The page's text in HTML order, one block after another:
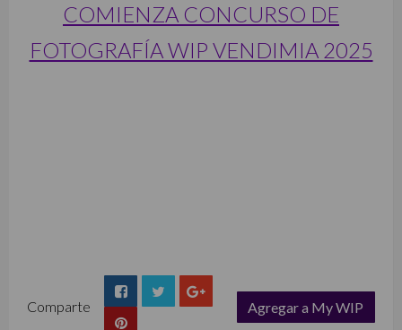
COMIENZA CONCURSO DE
FOTOGRAFÍA WIP VENDIMIA 2025
Comparte
Agregar a My WIP